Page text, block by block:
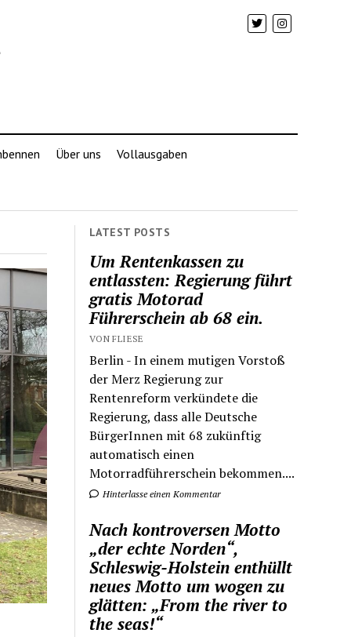
Über uns Vollausgaben
LATEST POSTS
Um Rentenkassen zu
entlassten: Regierung führt
gratis Motorad
Führerschein ab 68 ein.
VON FLIESE
Berlin - In einem mutigen Vorstoß
der Merz Regierung zur
Rentenreform verkündete die
Regierung, dass alle Deutsche
BürgerInnen mit 68 zukünftig
automatisch einen
Motorradführerschein bekommen....
Hinterlasse einen Kommentar
Nach kontroversen Motto
„der echte Norden“,
Schleswig-Holstein enthüllt
neues Motto um wogen zu
glätten: „From the river to
the seas!“